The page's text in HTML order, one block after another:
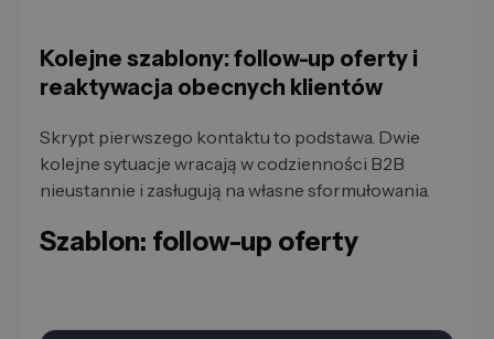
Kolejne szablony: follow-up oferty i
reaktywacja obecnych klientów
Skrypt pierwszego kontaktu to podstawa. Dwie
kolejne sytuacje wracają w codzienności B2B
nieustannie i zasługują na własne sformułowania.
Szablon: follow-up oferty